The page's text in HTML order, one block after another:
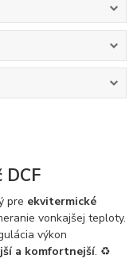
DCF
pre ekvitermické
vonkajšej teploty.
výkon
a komfortnejší. ♻️